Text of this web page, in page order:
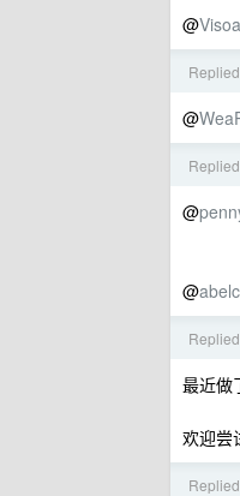
@
@
@
@
最近做
欢迎尝